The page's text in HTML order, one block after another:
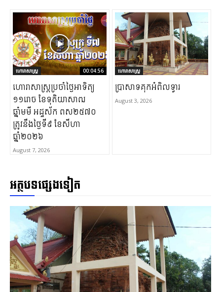
ហោរាសាស្ត្រ 00:04:56
ហោរាសាស្រ្តប្រចាំថ្ងៃអាទិត្យ
១១រោច ខែទុតិយាសាឍ
ឆ្នាំមមី អដ្ឋស័ក ពស២៥៧០
ត្រូវនឹងថ្ងៃទី៩ ខែសីហា
ឆ្នាំ២០២៦
August 7, 2026
ហោរាសាស្ត្រ
ប្រាសាទគុកអំពិលទ្វារ
August 3, 2026
អត្ថបទផ្សេងទៀត